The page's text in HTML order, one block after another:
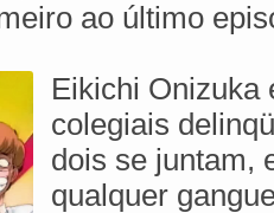
ao último
Eikichi Onizuka
colegiais
dois se juntam,
qualquer